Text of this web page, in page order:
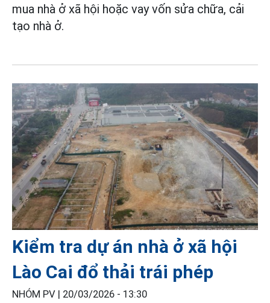
mua nhà ở xã hội hoặc vay vốn sửa chữa, cải
tạo nhà ở.
Kiểm tra dự án nhà ở xã hội
Lào Cai đổ thải trái phép
NHÓM PV | 20/03/2026 - 13:30